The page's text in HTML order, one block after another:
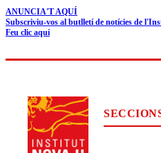
ANUNCIA'T AQUÍ
Subscriviu-vos al butlletí de notícies de
Feu clic aquí